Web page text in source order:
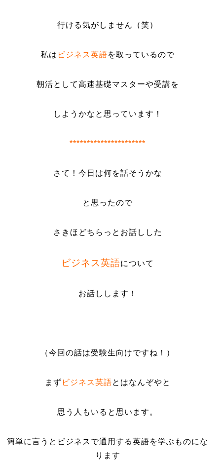
行ける気がしません（笑）
私は ビジネス英語を取っているので
朝活として高速基礎マスターや受講を
しようかなと思っています！
**********************
さて！今日は何を話そうかな
と思ったので
さきほどちらっとお話しした
ビジネス英語について
お話しします！
（今回の話は受験生向けですね！）
まず ビジネス英語とはなんぞやと
思う人もいると思います。
簡単に言うとビジネスで通用する英語を学ぶものにな
ります